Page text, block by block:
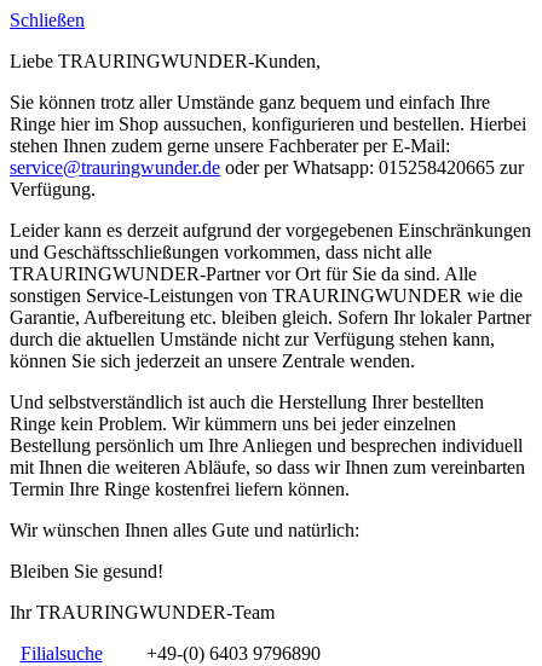
Schließen
Liebe TRAURINGWUNDER-Kunden,
Sie können trotz aller Umstände ganz bequem und einfach Ihre
Ringe hier im Shop aussuchen, konfigurieren und bestellen. Hierbei
stehen Ihnen zudem gerne unsere Fachberater per E-Mail:
service@trauringwunder.de oder per Whatsapp: 015258420665 zur
Verfügung.
Leider kann es derzeit aufgrund der vorgegebenen Einschränkungen
und Geschäftsschließungen vorkommen, dass nicht alle
TRAURINGWUNDER-Partner vor Ort für Sie da sind. Alle
sonstigen Service-Leistungen von TRAURINGWUNDER wie die
Garantie, Aufbereitung etc. bleiben gleich. Sofern Ihr lokaler Partner
durch die aktuellen Umstände nicht zur Verfügung stehen kann,
können Sie sich jederzeit an unsere Zentrale wenden.
Und selbstverständlich ist auch die Herstellung Ihrer bestellten
Ringe kein Problem. Wir kümmern uns bei jeder einzelnen
Bestellung persönlich um Ihre Anliegen und besprechen individuell
mit Ihnen die weiteren Abläufe, so dass wir Ihnen zum vereinbarten
Termin Ihre Ringe kostenfrei liefern können.
Wir wünschen Ihnen alles Gute und natürlich:
Bleiben Sie gesund!
Ihr TRAURINGWUNDER-Team
Filialsuche
+49-(0) 6403 9796890